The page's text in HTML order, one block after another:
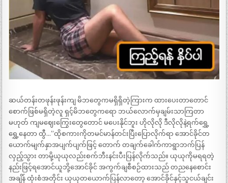
ဆယ်တန်းတဖုန်းဖုန်းကျ မိဘတွေကမရှိရှိတဲ့ကြားက ထားပေးတာတောင်
စောက်ဖြစ်မရှိတဲ့လူ ရှင့်မိဘတွေကရော ဘယ်လောက်မှချမ်းသာကြတာ
မဟုတ် ကျမဈေးကြွေးတွေတောင် မပေးနိုင်ဘူး ဟိုလိုလို ဒီလိုလိုနဲ့ရက်ရွှေ့
ရွှေ့နေတာ ထွီ…”ထိုစကားကိုတမင်မာန်တင်းပြီးပြောလိုက်ရာ အောင်ခိုင်တ
ယောက်မျက်နှာအပျက်ပျက်ဖြင့် တောက် တချက်ခေါက်ကာရွာဘက်ပြန်
လှည့်သွား တာမို့ယုယုလည်းစက်ဘီးနင်းပီးပြန်လိုက်သည်။ ယုယုကိုမရရတဲ့
နည်းဖြင့်ရအောင်ယူဘို့အောင်ခိုင် အကွက်ချစီစဉ်ထားသည် တညနေစောင်း
အချိန် ထုံးစံအတိုင်း ယုယုတယောက်ပြန်လာတော့ အောင်ခိုင်နှင့်သူငယ်ချင်း